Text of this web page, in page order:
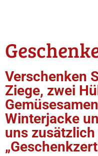
Verschenken
Ziege, zwei
Winterjacke
uns zusätzlich